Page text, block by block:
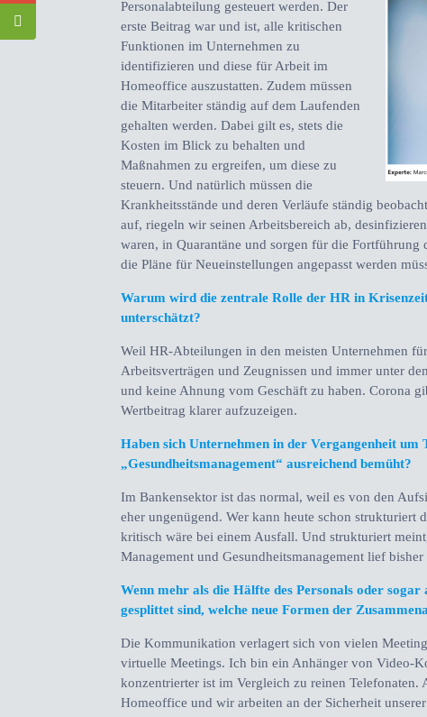
Personalabteilung gesteuert werden. Der
erste Beitrag war und ist, alle kritischen
Funktionen im Unternehmen zu
identifizieren und diese für Arbeit im
Homeoffice auszustatten. Zudem müssen
die Mitarbeiter ständig auf dem Laufenden
gehalten werden. Dabei gilt es, stets die
Kosten im Blick zu behalten und
Maßnahmen zu ergreifen, um diese zu
steuern. Und natürlich müssen die
Krankheitsstände und deren Verläufe ständig
auf, riegeln wir seinen Arbeitsbereich ab,
waren, in Quarantäne und sorgen für die
die Pläne für Neueinstellungen angepasst werden
Warum wird die zentrale Rolle der HR in
unterschätzt?
Weil HR-Abteilungen in den meisten Unternehmen
Arbeitsverträgen und Zeugnissen und immer unter
und keine Ahnung vom Geschäft zu haben. Corona
Wertbeitrag klarer aufzuzeigen.
Haben sich Unternehmen in der Vergangenheit
„Gesundheitsmanagement“ ausreichend bemüht?
Im Bankensektor ist das normal, weil es von den
eher ungenügend. Wer kann heute schon strukturiert
kritisch wäre bei einem Ausfall. Und strukturiert
Management und Gesundheitsmanagement lief
Wenn mehr als die Hälfte des Personals oder
gesplittet sind, welche neue Formen der
Die Kommunikation verlagert sich von vielen
virtuelle Meetings. Ich bin ein Anhänger von Video-
konzentrierter ist im Vergleich zu reinen
Homeoffice und wir arbeiten an der Sicherheit unserer